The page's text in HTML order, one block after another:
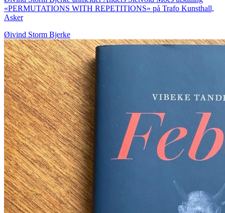
«PERMUTATIONS WITH REPETITIONS» på Trafo Kunsthall,
Asker
Øivind Storm Bjerke